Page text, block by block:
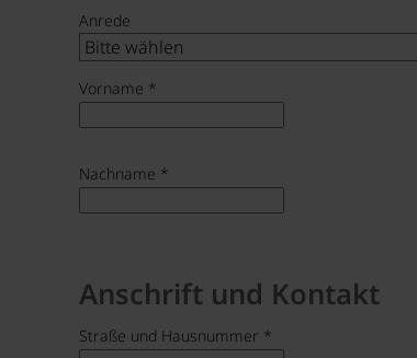
Anrede
Vorname *
Nachname *
Anschrift und Kontakt
Straße und Hausnummer *